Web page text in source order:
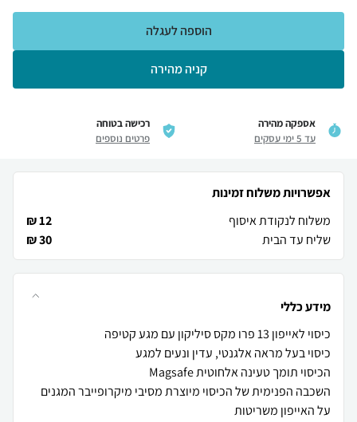
קניה מהירה
הוספה לעגלה
אספקה מהירה
עד 5 ימי עסקים
רכישה בטוחה
פרטים נוספים
אפשרויות משלוח זמינות
משלוח לנקודת איסוף
12 ₪
שליח עד הבית
30 ₪
מידע כללי
השכבה הפנימית של הכיסוי מיוצרת מסיבי מיקרופייבר המגנים